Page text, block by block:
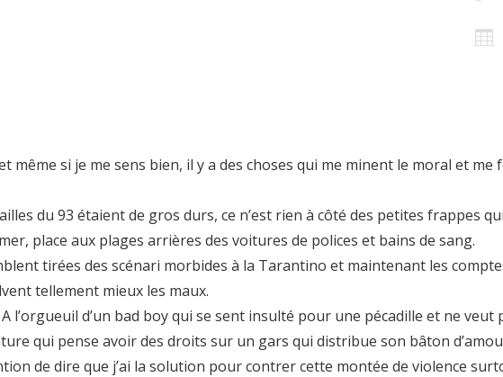

même si je me sens bien, il y a des choses qui me minent le moral et me
du 93 étaient de gros durs, ce n’est rien à côté des petites frappes
place aux plages arrières des voitures de polices et bains de sang.
tirées des scénari morbides à la Tarantino et maintenant les
tellement mieux les maux.
l’orgueuil d’un bad boy qui se sent insulté pour une pécadille et ne
qui pense avoir des droits sur un gars qui distribue son bâton
de dire que j’ai la solution pour contrer cette montée de violence